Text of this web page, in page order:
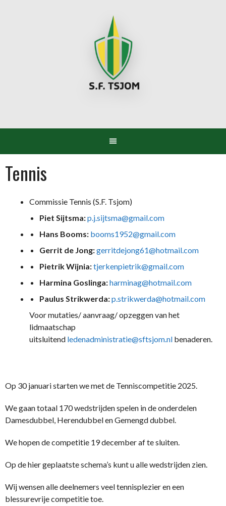
Tennis
Commissie Tennis (S.F. Tsjom)
Piet Sijtsma:p.j.sijtsma@gmail.com
Hans Booms: booms1952@gmail.com
Gerrit de Jong:gerritdejong61@hotmail.com
Pietrik Wijnia:tjerkenpietrik@gmail.com
Harmina Goslinga:harminag@hotmail.com
Paulus Strikwerda:p.strikwerda@hotmail.com
Voor mutaties/ aanvraag/ opzeggen van het
lidmaatschap
uitsluitend ledenadministratie@sftsjom.nl benaderen.
Op 30 januari starten we met de Tenniscompetitie 2025.
We gaan totaal 170 wedstrijden spelen in de onderdelen
Damesdubbel, Herendubbel en Gemengd dubbel.
We hopen de competitie 19 december af te sluiten.
Op de hier geplaatste schema’s kunt u alle wedstrijden zien.
Wij wensen alle deelnemers veel tennisplezier en een
blessurevrije competitie toe.